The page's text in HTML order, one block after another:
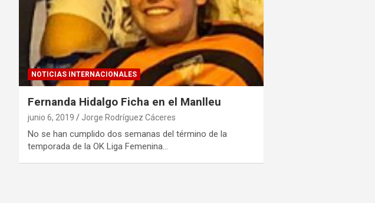
NOTICIAS INTERNACIONALES
Fernanda Hidalgo Ficha en el Manlleu
junio 6, 2019 Jorge Rodríguez Cáceres
No se han cumplido dos semanas del término de la
temporada de la OK Liga Femenina…